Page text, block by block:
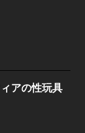
アの性玩具